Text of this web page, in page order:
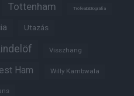
Tottenham Trófeabibliográfia
Utazás
Visszhang
Ham Willy Kambwala